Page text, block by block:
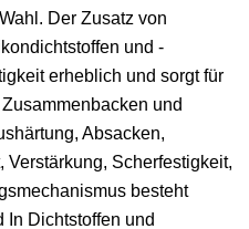
Der Zusatz von
und -
erheblich und sorgt für
und
Absacken,
Scherfestigkeit,
besteht
In Dichtstoffen und